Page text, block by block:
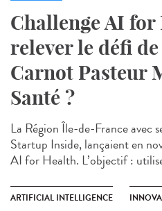
Challenge AI for
relever le défi
Carnot Pasteur
Santé ?
La Région Île-de-France avec
Startup Inside, lançaient en
AI for Health. L’objectif :
ARTIFICIAL INTELLIGENCE